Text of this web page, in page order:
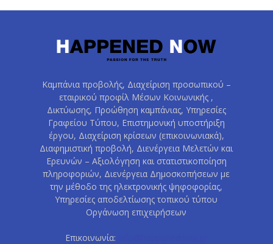
Καμπάνια προβολής, Διαχείριση προσωπικού –
εταιρικού προφίλ Μέσων Κοινωνικής ,
Δικτύωσης, Προώθηση καμπάνιας, Υπηρεσίες
Γραφείου Τύπου, Επιστημονική υποστήριξη
έργου, Διαχείριση κρίσεων (επικοινωνιακά),
Διαφημιστική προβολή, Διενέργεια Μελετών και
Ερευνών – Αξιολόγηση και στατιστικοποίηση
πληροφοριών, Διενέργεια Δημοσκοπήσεων με
την μέθοδο της ηλεκτρονικής ψηφοφορίας,
Υπηρεσίες αποδελτίωσης τοπικού τύπου
Οργάνωση επιχειρήσεων
Επικοινωνία: